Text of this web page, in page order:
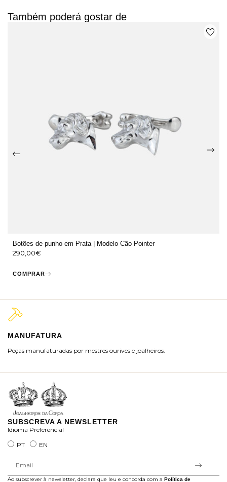
Também poderá gostar de
Botões de punho em Prata | Modelo Cão Pointer
290,00€
COMPRAR
MANUFATURA
Peças manufaturadas por mestres ourives e joalheiros.
SUBSCREVA A NEWSLETTER
Idioma Preferencial
PT
EN
Ao subscrever à newsletter, declara que leu e concorda com a Política de